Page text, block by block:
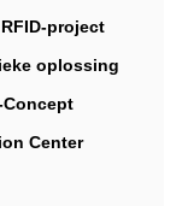
project
oplossing
Concept
Center